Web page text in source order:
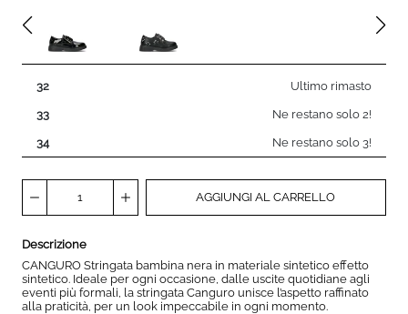
32 Ultimo rimasto
33 Ne restano solo 2!
34 Ne restano solo 3!
AGGIUNGI AL CARRELLO
Descrizione
CANGURO Stringata bambina nera in materiale sintetico effetto
sintetico. Ideale per ogni occasione, dalle uscite quotidiane agli
eventi più formali, la stringata Canguro unisce l’aspetto raffinato
alla praticità, per un look impeccabile in ogni momento.